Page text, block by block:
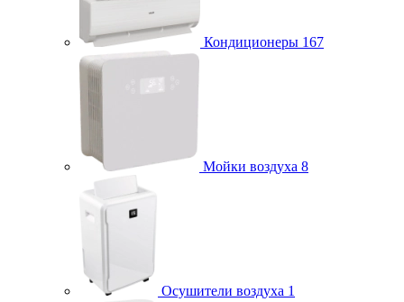
Кондиционеры 167
Мойки воздуха 8
Осушители воздуха 1